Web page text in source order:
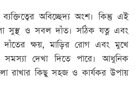
অবিচ্ছেদ্য অংশ। কিন্তু এই
সুস্থ ও সবল দাঁত। সঠিক যত্ন এবং
দাঁতের ক্ষয়, মাড়ির রোগ এবং মুখে
সমস্যা দেখা দিতে পারে। আধুনিক
রাখার কিছু সহজ ও কার্যকর উপায়